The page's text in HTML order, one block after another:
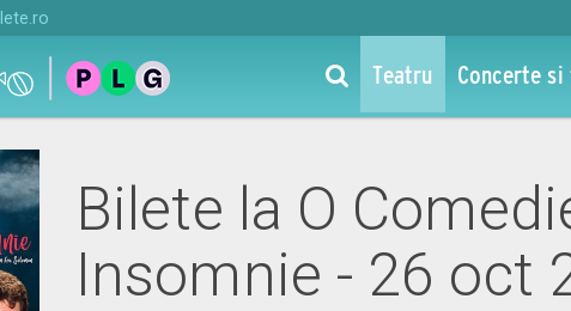
Teatru Concerte
Bilete la O
Insomnie - 26 oct